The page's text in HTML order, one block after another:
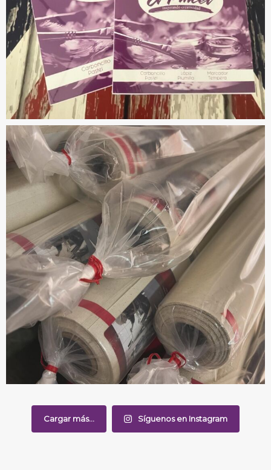
Cargar más... Síguenos en Instagram